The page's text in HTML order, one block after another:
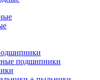
подшипники